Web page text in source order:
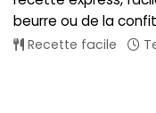
beurre ou de la
Recette facile